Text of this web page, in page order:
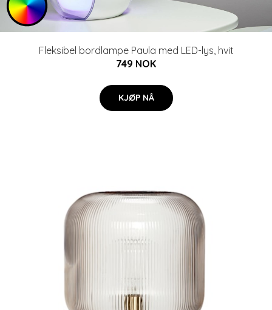
Fleksibel bordlampe Paula med LED-lys, hvit
749 NOK
KJØP NÅ